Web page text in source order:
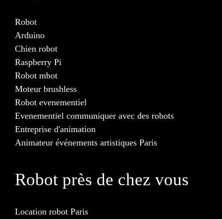
Robot
Arduino
Chien robot
Raspberry Pi
Robot mbot
Moteur brushless
Robot evenementiel
Evenementiel communiquer avec des robots
Entreprise d'animation
Animateur événements artistiques Paris
Robot près de chez vous
Location robot Paris